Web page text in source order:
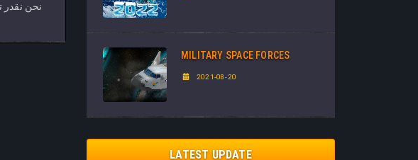
نحن نقدر
MILITARY SPACE FORCES
2021-08-20
LATEST UPDATE